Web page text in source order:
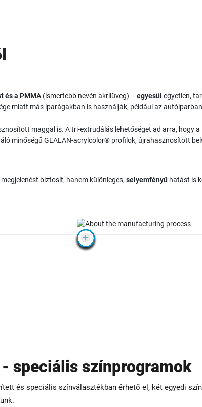
és a PMMA (ismertebb nevén akrilüveg) – egyesül egyetlen,
miatt más iparágakban is használják, például az
maggal is. A tri-extrudálás lehetőséget ad arra, hogy a
minőségű GEALAN-acrylcolor® profilok, újrahasznosított
biztosít, hanem különleges, selyemfényű hatást is
speciális színprogramok
és speciális színválasztékban érhető el, két egyedi